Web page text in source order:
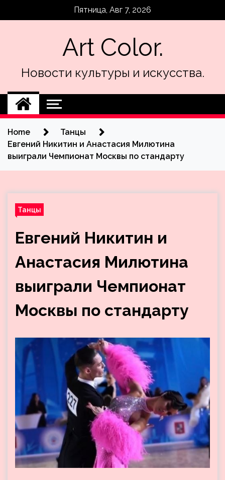
Пятница, Авг 7, 2026
Art Color.
Новости культуры и искусства.
Home
Танцы
Евгений Никитин и Анастасия Милютина
выиграли Чемпионат Москвы по стандарту
Танцы
Евгений Никитин и
Анастасия Милютина
выиграли Чемпионат
Москвы по стандарту